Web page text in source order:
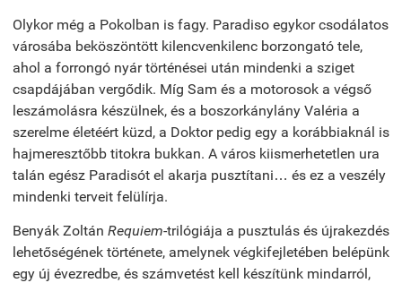
Olykor még a Pokolban is fagy. Paradiso egykor csodálatos
városába beköszöntött kilencvenkilenc borzongató tele,
ahol a forrongó nyár történései után mindenki a sziget
csapdájában vergődik. Míg Sam és a motorosok a végső
leszámolásra készülnek, és a boszorkánylány Valéria a
szerelme életéért küzd, a Doktor pedig egy a korábbiaknál is
hajmeresztőbb titokra bukkan. A város kiismerhetetlen ura
talán egész Paradisót el akarja pusztítani… és ez a veszély
mindenki terveit felülírja.
Benyák Zoltán Requiem-trilógiája a pusztulás és újrakezdés
lehetőségének története, amelynek végkifejletében belépünk
egy új évezredbe, és számvetést kell készítünk mindarról,